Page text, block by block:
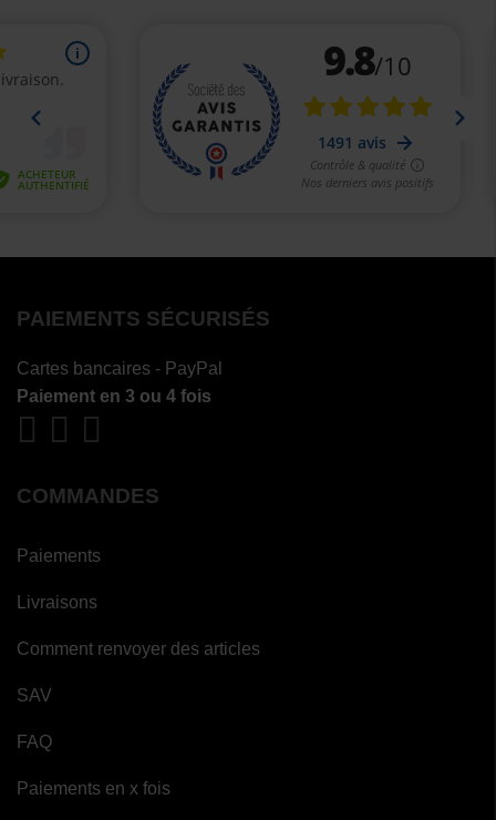
PAIEMENTS SÉCURISÉS
Cartes bancaires - PayPal
Paiement en 3 ou 4 fois
COMMANDES
Paiements
Livraisons
Comment renvoyer des articles
SAV
FAQ
Paiements en x fois